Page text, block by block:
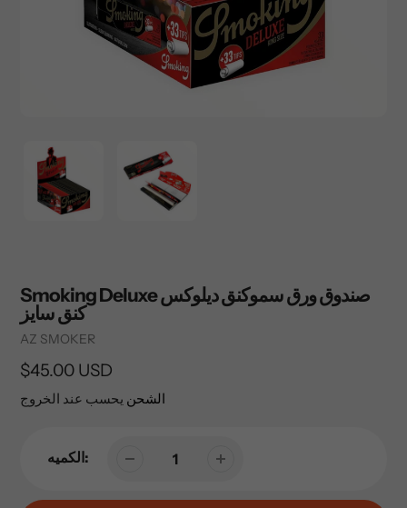
Smoking Deluxe صندوق ورق سموكنق ديلوكس
كنق سايز
Vendor
AZ SMOKER
السعر
العادي
$45.00 USD
الشحن يحسب عند الخروج
الكميه: